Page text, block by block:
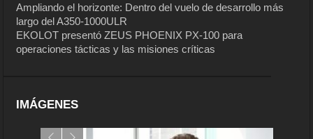
Ampliando el horizonte: Dentro del vuelo de desarrollo más
largo del A350-1000ULR
EKOLOT presentó ZEUS PHOENIX PX-100 para
operaciones tácticas y las misiones críticas
IMÁGENES